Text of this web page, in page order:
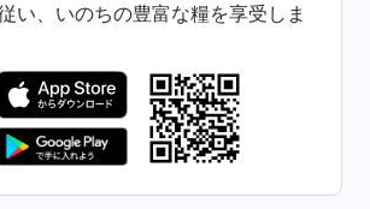
日々の神の御言葉: 神を知る | 抜
日々の神の御言葉: 神を知る | 抜
粋 185
い、いのちの豊富な糧を享受しま